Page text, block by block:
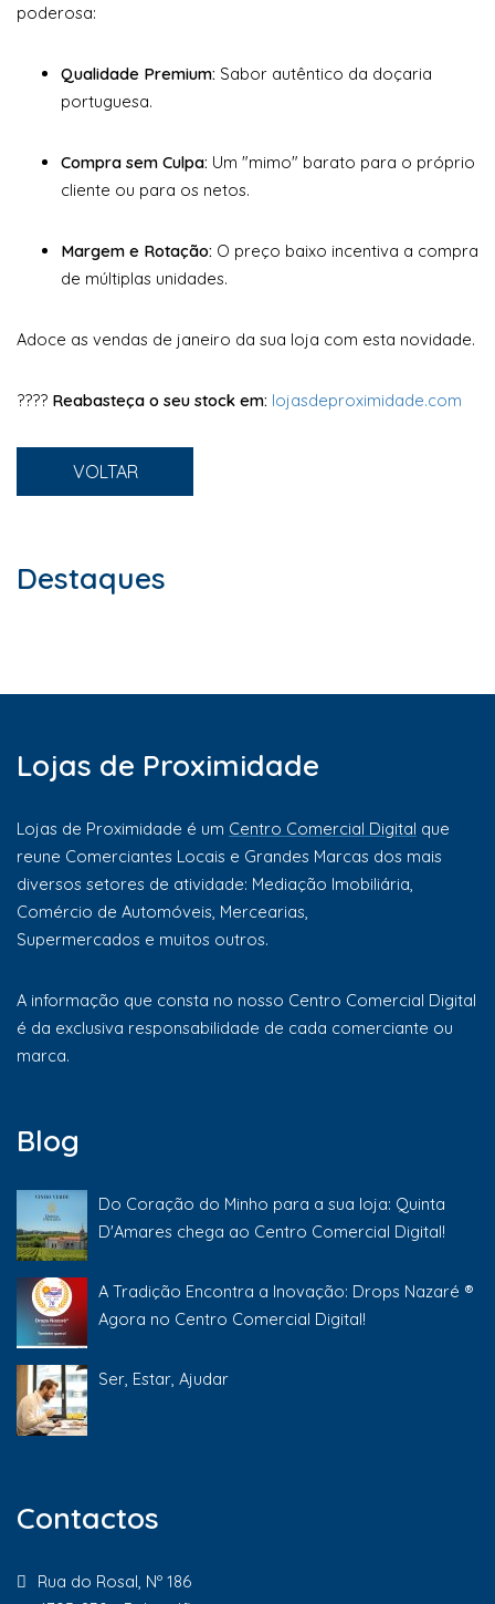
poderosa:
Qualidade Premium: Sabor autêntico da doçaria
portuguesa.
Compra sem Culpa: Um "mimo" barato para o próprio
cliente ou para os netos.
Margem e Rotação: O preço baixo incentiva a compra
de múltiplas unidades.
Adoce as vendas de janeiro da sua loja com esta novidade.
???? Reabasteça o seu stock em: lojasdeproximidade.com
VOLTAR
Destaques
Lojas de Proximidade
Lojas de Proximidade é um Centro Comercial Digital que
reune Comerciantes Locais e Grandes Marcas dos mais
diversos setores de atividade: Mediação Imobiliária,
Comércio de Automóveis, Mercearias,
Supermercados e muitos outros.
A informação que consta no nosso Centro Comercial Digital
é da exclusiva responsabilidade de cada comerciante ou
marca.
Blog
Do Coração do Minho para a sua loja: Quinta
D'Amares chega ao Centro Comercial Digital!
A Tradição Encontra a Inovação: Drops Nazaré ®
Agora no Centro Comercial Digital!
Ser, Estar, Ajudar
Contactos
Rua do Rosal, Nº 186